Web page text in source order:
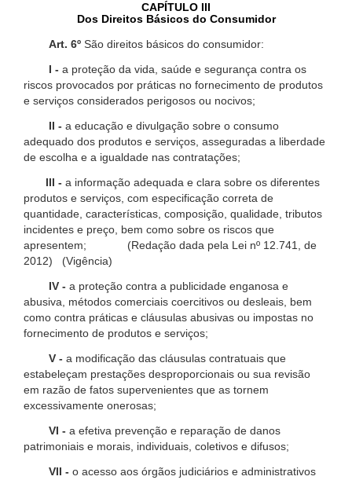
CAPÍTULO III
Dos Direitos Básicos do Consumidor
Art. 6º São direitos básicos do consumidor:
I - a proteção da vida, saúde e segurança contra os
riscos provocados por práticas no fornecimento de produtos
e serviços considerados perigosos ou nocivos;
II - a educação e divulgação sobre o consumo
adequado dos produtos e serviços, asseguradas a liberdade
de escolha e a igualdade nas contratações;
III - a informação adequada e clara sobre os diferentes
produtos e serviços, com especificação correta de
quantidade, características, composição, qualidade, tributos
incidentes e preço, bem como sobre os riscos que
apresentem; (Redação dada pela Lei nº 12.741, de
2012) (Vigência)
IV - a proteção contra a publicidade enganosa e
abusiva, métodos comerciais coercitivos ou desleais, bem
como contra práticas e cláusulas abusivas ou impostas no
fornecimento de produtos e serviços;
V - a modificação das cláusulas contratuais que
estabeleçam prestações desproporcionais ou sua revisão
em razão de fatos supervenientes que as tornem
excessivamente onerosas;
VI - a efetiva prevenção e reparação de danos
patrimoniais e morais, individuais, coletivos e difusos;
VII - o acesso aos órgãos judiciários e administrativos